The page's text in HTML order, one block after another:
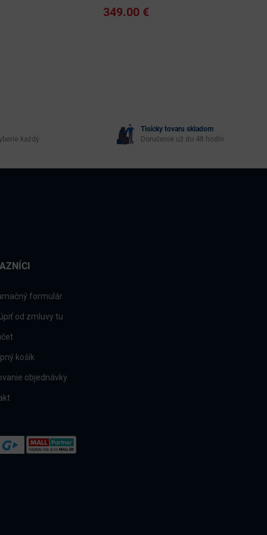
349.00 €
každý
Tisícky tovaru skladom
Doručenie už do 48 hodín
formulár
od zmluvy tu
košík
objednávky